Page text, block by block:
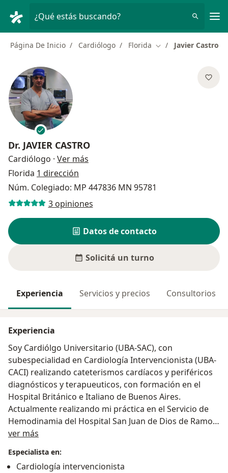
¿Qué estás buscando?
Página De Inicio Cardiólogo Florida Cambiar de ciudad
Javier Castro
Dr. JAVIER CASTRO
Cardiólogo · Ver más
Florida 1 dirección
Núm. Colegiado: MP 447836 MN 95781
3 opiniones
Datos de contacto
Solicitá un turno
Experiencia Servicios y precios Consultorios
Experiencia
Soy Cardiólgo Universitario (UBA-SAC), con
subespecialidad en Cardiología Intervencionista (UBA-
CACI) realizando cateterismos cardíacos y periféricos
diagnósticos y terapueuticos, con formación en el
Hospital Británico e Italiano de Buenos Aires.
Actualmente realizando mi práctica en el Servicio de
Hemodinamia del Hospital San Juan de Dios de Ramos
Mejía.
ver más
Especialista en:
Cardiología intervencionista